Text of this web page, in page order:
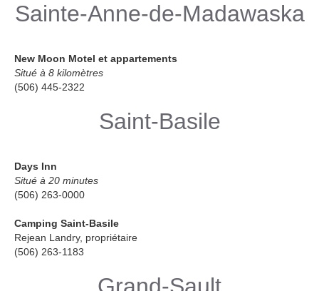
Sainte-Anne-de-Madawaska
New Moon Motel et appartements
Situé à 8 kilomètres
(506) 445-2322
Saint-Basile
Days Inn
Situé à 20 minutes
(506) 263-0000
Camping Saint-Basile
Rejean Landry, propriétaire
(506) 263-1183